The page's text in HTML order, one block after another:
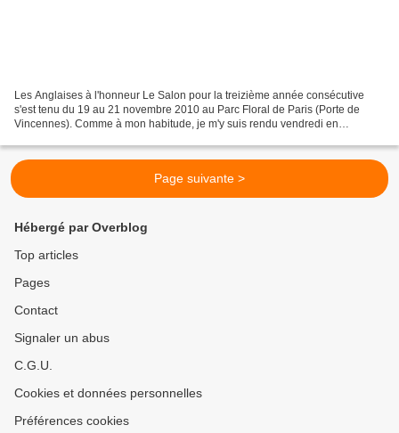
Les Anglaises à l'honneur Le Salon pour la treizième année consécutive
s'est tenu du 19 au 21 novembre 2010 au Parc Floral de Paris (Porte de
Vincennes). Comme à mon habitude, je m'y suis rendu vendredi en
Page suivante >
Hébergé par Overblog
Top articles
Pages
Contact
Signaler un abus
C.G.U.
Cookies et données personnelles
Préférences cookies